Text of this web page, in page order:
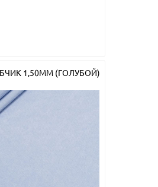
1,50ММ (ГОЛУБОЙ)